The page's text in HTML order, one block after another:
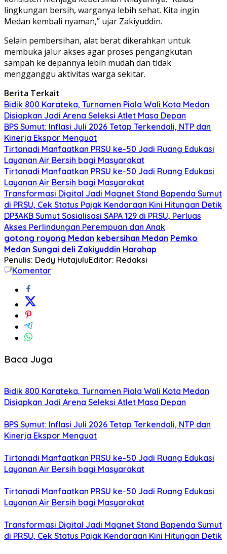
lingkungan bersih, warganya lebih sehat. Kita ingin
Medan kembali nyaman,” ujar Zakiyuddin.
Selain pembersihan, alat berat dikerahkan untuk
membuka jalur akses agar proses pengangkutan
sampah ke depannya lebih mudah dan tidak
mengganggu aktivitas warga sekitar.
Berita Terkait
Bidik 800 Karateka, Turnamen Piala Wali Kota Medan
Disiapkan Jadi Arena Seleksi Atlet Masa Depan
BPS Sumut: Inflasi Juli 2026 Tetap Terkendali, NTP dan
Kinerja Ekspor Menguat
Tirtanadi Manfaatkan PRSU ke-50 Jadi Ruang Edukasi
Layanan Air Bersih bagi Masyarakat
Tirtanadi Manfaatkan PRSU ke-50 Jadi Ruang Edukasi
Layanan Air Bersih bagi Masyarakat
Transformasi Digital Jadi Magnet Stand Bapenda Sumut
di PRSU, Cek Status Pajak Kendaraan Kini Hitungan Detik
DP3AKB Sumut Sosialisasi SAPA 129 di PRSU, Perluas
Akses Perlindungan Perempuan dan Anak
gotong royong Medan kebersihan Medan Pemko
Medan Sungai deli Zakiyuddin Harahap
Penulis: Dedy HutajuluEditor: Redaksi
Komentar
Baca Juga
Bidik 800 Karateka, Turnamen Piala Wali Kota Medan
Disiapkan Jadi Arena Seleksi Atlet Masa Depan
BPS Sumut: Inflasi Juli 2026 Tetap Terkendali, NTP dan
Kinerja Ekspor Menguat
Tirtanadi Manfaatkan PRSU ke-50 Jadi Ruang Edukasi
Layanan Air Bersih bagi Masyarakat
Tirtanadi Manfaatkan PRSU ke-50 Jadi Ruang Edukasi
Layanan Air Bersih bagi Masyarakat
Transformasi Digital Jadi Magnet Stand Bapenda Sumut
di PRSU, Cek Status Pajak Kendaraan Kini Hitungan Detik